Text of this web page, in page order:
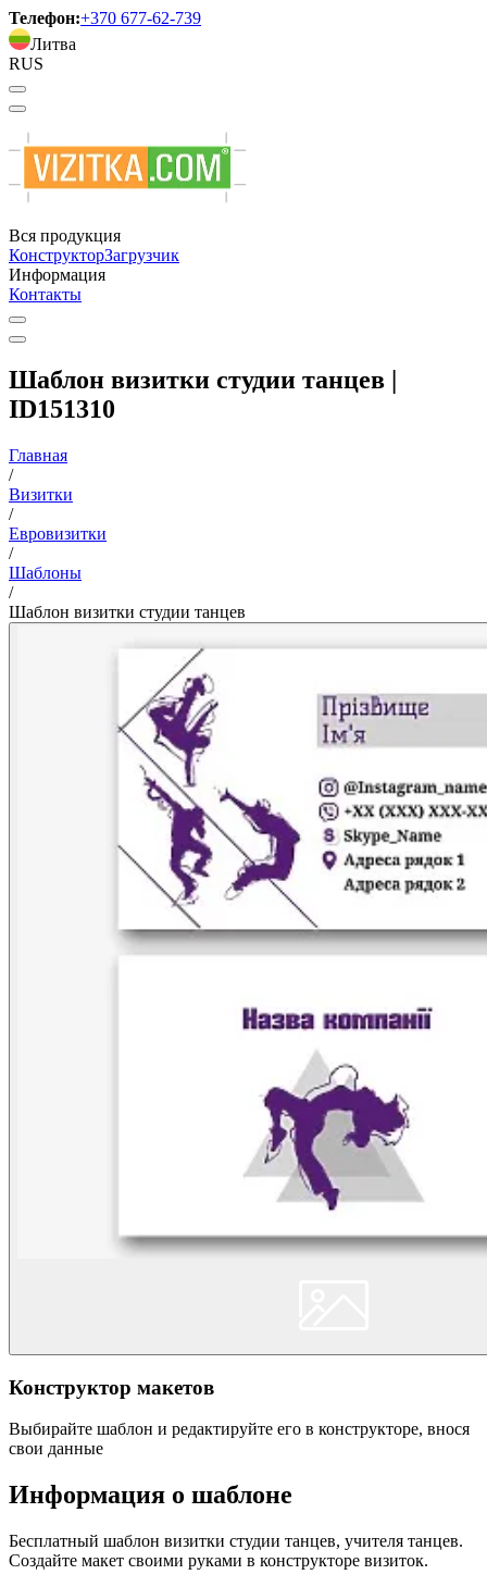
Телефон:+370 677-62-739
Литва
RUS
Вся продукция
КонструкторЗагрузчик
Информация
Контакты
Шаблон визитки студии танцев |
ID151310
Главная
/
Визитки
/
Евровизитки
/
Шаблоны
/
Шаблон визитки студии танцев
Конструктор макетов
Выбирайте шаблон и редактируйте его в конструкторе, внося
свои данные
Информация о шаблоне
Бесплатный шаблон визитки студии танцев, учителя танцев.
Создайте макет своими руками в конструкторе визиток.